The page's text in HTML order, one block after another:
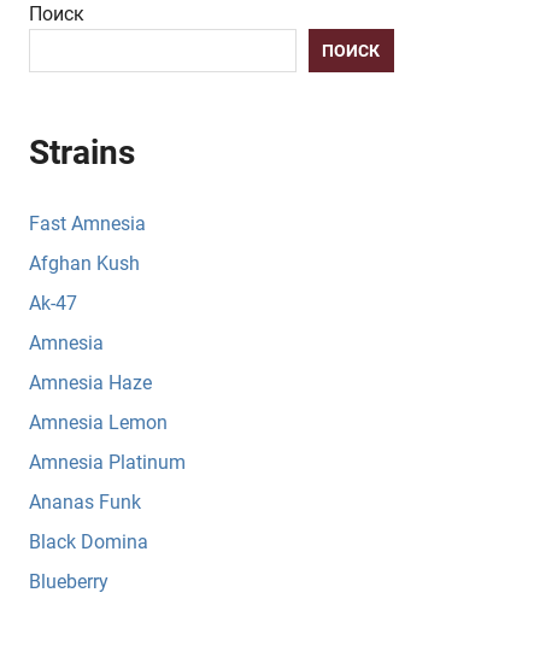
Поиск
ПОИСК
Strains
Fast Amnesia
Afghan Kush
Ak-47
Amnesia
Amnesia Haze
Amnesia Lemon
Amnesia Platinum
Ananas Funk
Black Domina
Blueberry